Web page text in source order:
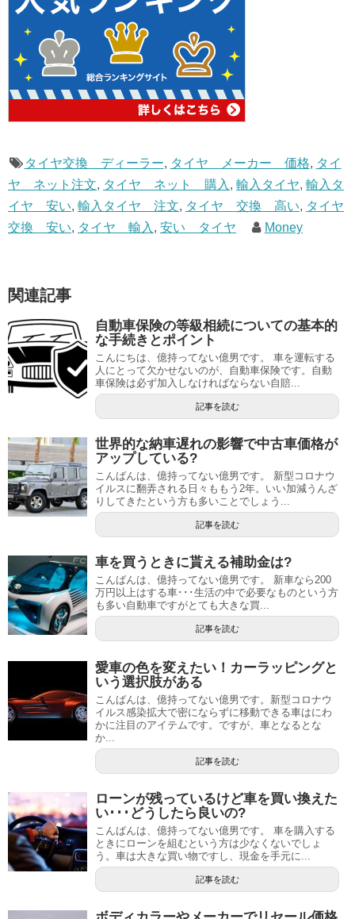
タイヤ交換 ディーラー, タイヤ メーカー 価格, タイ
ヤ ネット注文, タイヤ ネット 購入 , 輸入タイヤ, 輸入タ
イヤ 安い, 輸入タイヤ 注文, タイヤ 交換 高い, タイヤ
交換 安い, タイヤ 輸入 , 安い タイヤ Money
関連記事
自動車保険の等級相続についての基本的
な手続きとポイント
こんにちは、億持ってない億男です。 車を運転する
人にとって欠かせないのが、自動車保険です。自動
車保険は必ず加入しなければならない自賠...
記事を読む
世界的な納車遅れの影響で中古車価格が
アップしている?
こんばんは、億持ってない億男です。 新型コロナウ
イルスに翻弄される日々ももう2年。いい加減うんざ
りしてきたという方も多いことでしょう...
記事を読む
車を買うときに貰える補助金は?
こんばんは、億持ってない億男です。 新車なら200
万円以上はする車･･･生活の中で必要なものという方
も多い自動車ですがとても大きな買...
記事を読む
愛車の色を変えたい！カーラッピングと
いう選択肢がある
こんばんは、億持ってない億男です。新型コロナウ
イルス感染拡大で密にならずに移動できる車はにわ
かに注目のアイテムです。ですが、車となるとな
か...
記事を読む
ローンが残っているけど車を買い換えた
い･･･どうしたら良いの?
こんばんは、億持ってない億男です。 車を購入する
ときにローンを組むという方は少なくないでしょ
う。車は大きな買い物ですし、現金を手元に...
記事を読む